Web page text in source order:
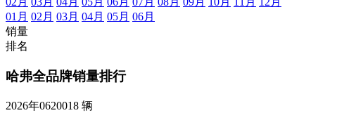
01月 02月 03月 04月 05月 06月
销量
排名
哈弗全品牌销量排行
2026年0620018 辆